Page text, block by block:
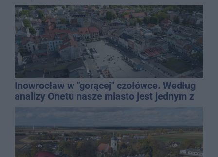
Inowrocław w "gorącej" czołówce. Według
analizy Onetu nasze miasto jest jednym z
najbardziej narażonych na upały